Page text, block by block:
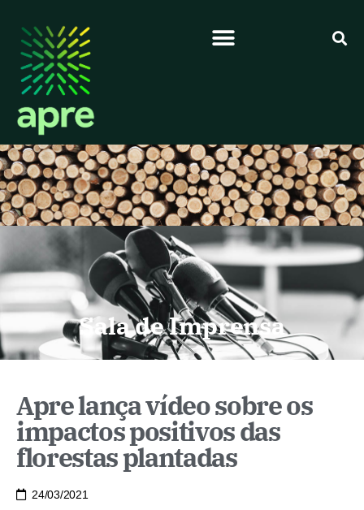
Sala de Imprensa
Apre lança vídeo sobre os
impactos positivos das
florestas plantadas
24/03/2021